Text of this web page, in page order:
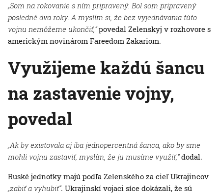
„Som na rokovanie s ním pripravený. Bol som pripravený
posledné dva roky. A myslím si, že bez vyjednávania túto
vojnu nemôžeme ukončiť,“povedal Zelenskyj v rozhovore s
americkým novinárom Fareedom Zakariom.
Využijeme každú šancu
na zastavenie vojny,
povedal
„Ak by existovala aj iba jednopercentná šanca, ako by sme
mohli vojnu zastaviť, myslím, že ju musíme využiť,“dodal.
Ruské jednotky majú podľa Zelenského za cieľ Ukrajincov
„zabiť a vyhubiť“. Ukrajinskí vojaci síce dokázali, že sú